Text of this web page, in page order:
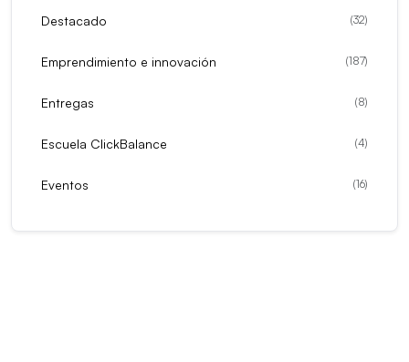
Destacado (32)
Emprendimiento e innovación (187)
Entregas (8)
Escuela ClickBalance (4)
Eventos (16)